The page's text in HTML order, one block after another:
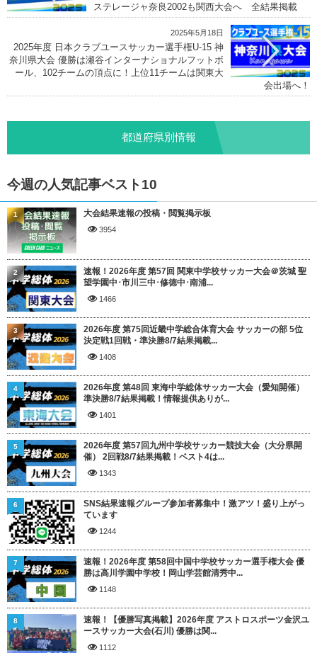
ステレージャ奈良2002も関西大会へ 全結果掲載
2025年5月18日
2025年度 日本クラブユースサッカー選手権U-15 神
奈川県大会 優勝は瀬⾕インターナショナルフットボ
ール、102チームの頂点に！上位11チームは関東大
会出場へ！
都道府県別情報
今週の人気記事ベスト10
大会結果速報の投稿・閲覧掲示板
3954
1
速報！2026年度 第57回 関東中学校サッカー大会＠茨城 聖
望学園中･市川三中･修徳中･南浦...
1466
2
2026年度 第75回近畿中学総合体育大会 サッカーの部 5位
決定戦1回戦・準決勝8/7結果掲載...
1408
3
2026年度 第48回 東海中学総体サッカー大会（愛知開催）
準決勝8/7結果掲載！情報提供ありが...
1401
4
2026年度 第57回九州中学校サッカー競技大会（大分県開
催） 2回戦8/7結果掲載！ベスト4は...
1343
5
SNS結果速報グループ参加者募集中！激アツ！盛り上がっ
ています
1244
6
速報！2026年度 第58回中国中学校サッカー選手権大会 優
勝は高川学園中学校！岡山学芸館清秀中...
1148
7
速報！【優勝写真掲載】2026年度 アストロスポーツ金沢ユ
ースサッカー大会(石川) 優勝は関...
1112
8